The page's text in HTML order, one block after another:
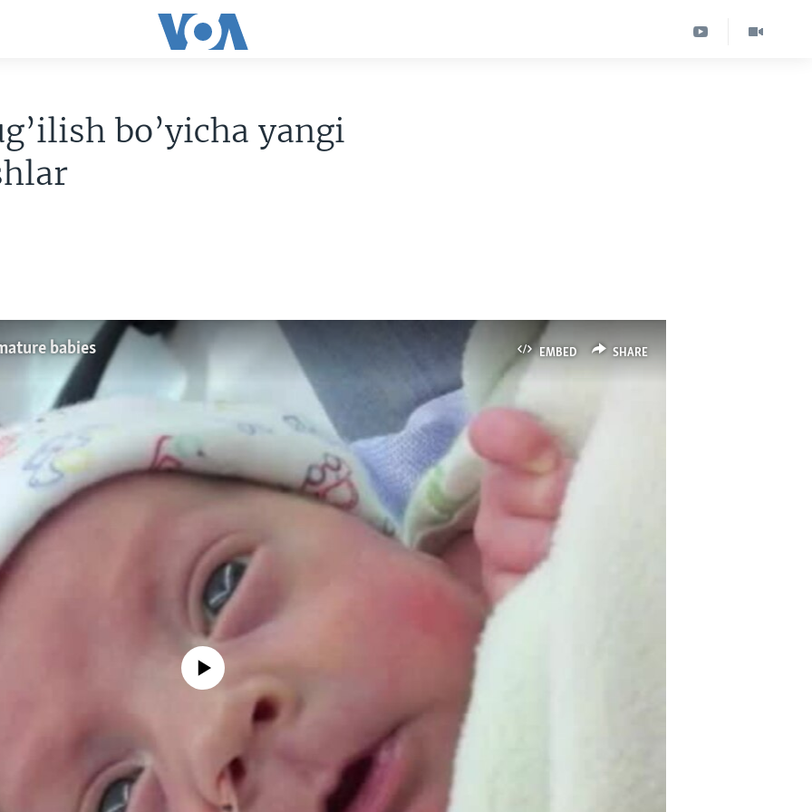
bo’yicha yangi
EMBED SHARE
babies
No media source currently available